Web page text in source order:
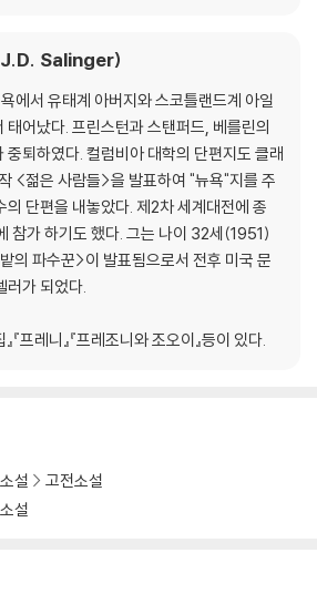
Salinger)
에서 유태계 아버지와 스코틀랜드계 아일
태어났다. 프린스턴과 스탠퍼드, 베를린의
중퇴하였다. 컬럼비아 대학의 단편지도 클래
<젊은 사람들>을 발표하여 "뉴욕"지를 주
의 단편을 내놓았다. 제2차 세계대전에 종
참가 하기도 했다. 그는 나이 32세(1951)
의 파수꾼>이 발표됨으로서 전후 미국 문
러가 되었다.
『프레니』『프레조니와 조오이』등이 있다.
소설
고전소설
소설